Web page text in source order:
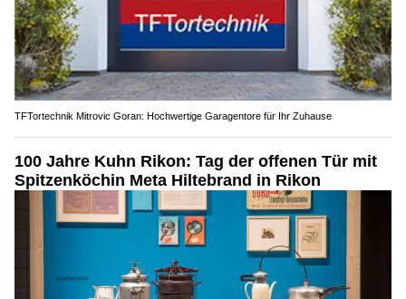
TFTortechnik Mitrovic Goran: Hochwertige Garagentore für Ihr Zuhause
100 Jahre Kuhn Rikon: Tag der offenen Tür mit
Spitzenköchin Meta Hiltebrand in Rikon